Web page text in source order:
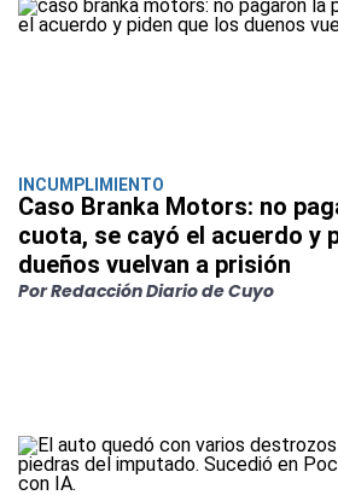
INCUMPLIMIENTO
Caso Branka Motors: no
cuota, se cayó el acuerdo y
dueños vuelvan a prisión
Por Redacción Diario de Cuyo